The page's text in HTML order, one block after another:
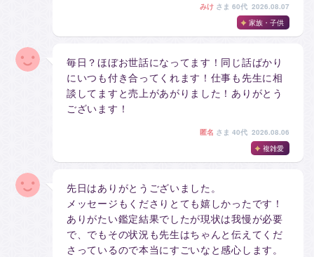
みけ さま 60代 2026.08.07
家族・子供
毎日？ほぼお世話になってます！同じ話ばかり
にいつも付き合ってくれます！仕事も先生に相
談してますと売上があがりました！ありがとう
ございます！
匿名 さま 40代 2026.08.06
複雑愛
先日はありがとうございました。
メッセージもくださりとても嬉しかったです！
ありがたい鑑定結果でしたが現状は我慢が必要
で、でもその状況も先生はちゃんと伝えてくだ
さっているので本当にすごいなと感心します。